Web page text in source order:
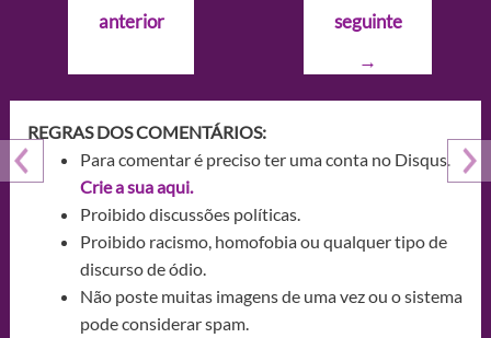
Postanterior
seguinte
→
REGRAS DOS COMENTÁRIOS:
Para comentar é preciso ter uma conta no Disqus.
Crie a sua aqui.
Proibido discussões políticas.
Proibido racismo, homofobia ou qualquer tipo de
discurso de ódio.
Não poste muitas imagens de uma vez ou o sistema
pode considerar spam.